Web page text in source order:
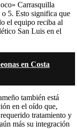
Carrasquilla
o 5. Esto significa que
el equipo reciba al
San Luis en el
en Costa
también está
en el oído que,
tratamiento y
más su integración